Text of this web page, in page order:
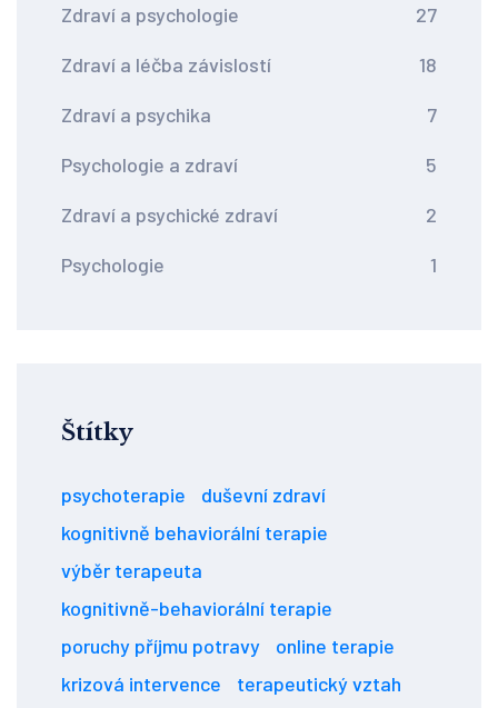
Zdraví a psychologie 27
Zdraví a léčba závislostí 18
Zdraví a psychika 7
Psychologie a zdraví 5
Zdraví a psychické zdraví 2
Psychologie 1
Štítky
psychoterapie
duševní zdraví
kognitivně behaviorální terapie
výběr terapeuta
kognitivně-behaviorální terapie
poruchy příjmu potravy
online terapie
krizová intervence
terapeutický vztah